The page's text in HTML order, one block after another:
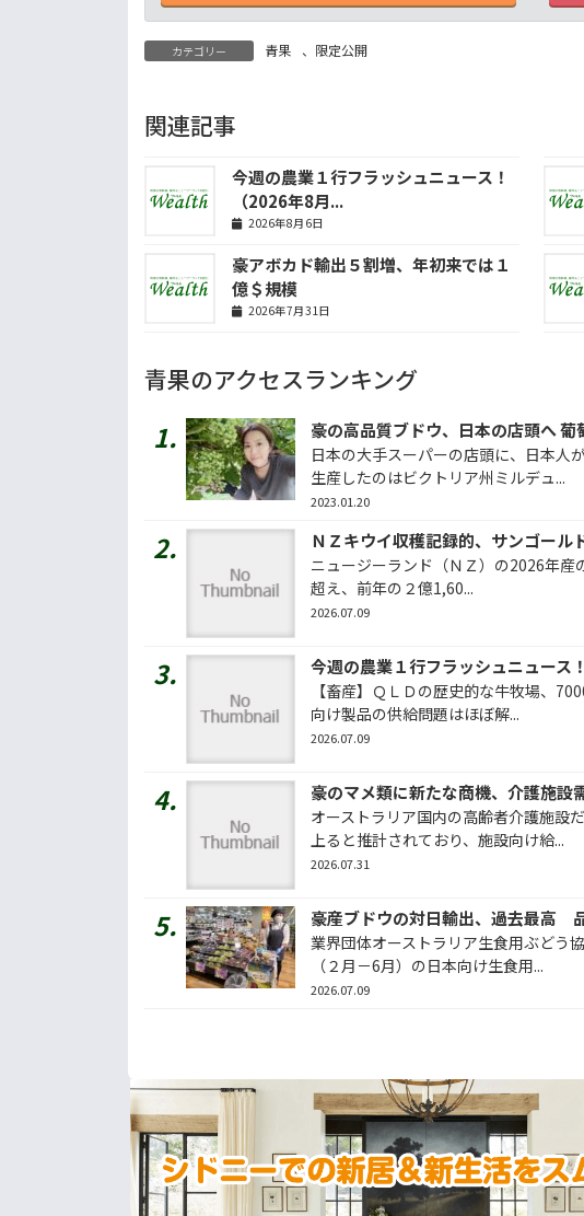
カテゴリー 青果 、 限定公開
関連記事
今週の農業１行フラッシュニュース！
（2026年8月...
2026年8月6日
豪アボカド輸出５割増、年初来では１
億＄規模
2026年7月31日
青果のアクセスランキング
日本の大手スーパーの店頭に、日本人
生産したのはビクトリア州ミルデュ...
2023.01.20
ＮＺキウイ収穫記録的、サンゴール
ニュージーランド（ＮＺ）の2026年
超え、前年の２億1,60...
2026.07.09
【畜産】ＱＬＤの歴史的な牛牧場、
向け製品の供給問題はほぼ解...
2026.07.09
豪のマメ類に新たな商機、介護施設
オーストラリア国内の高齢者介護施設
上ると推計されており、施設向け給...
2026.07.31
豪産ブドウの対日輸出、過去最高
業界団体オーストラリア生食用ぶどう
（２月－6月）の日本向け生食用...
2026.07.09